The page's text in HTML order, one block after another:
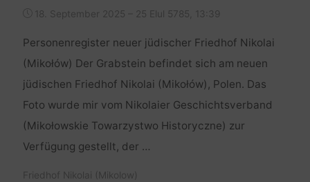
18. September 2025 – 25 Elul 5785, 13:39
Personenregister neuer jüdischer Friedhof Nikolai
(Mikołów) Der Grabstein befindet sich am neuen
jüdischen Friedhof Nikolai (Mikołów), Polen. Das
Foto wurde mir vom Nikolaier Geschichtsverband
(Mikołowskie Towarzystwo Historyczne) zur
Verfügung gestellt, der …
Friedhof Nikolai (Mikolow)